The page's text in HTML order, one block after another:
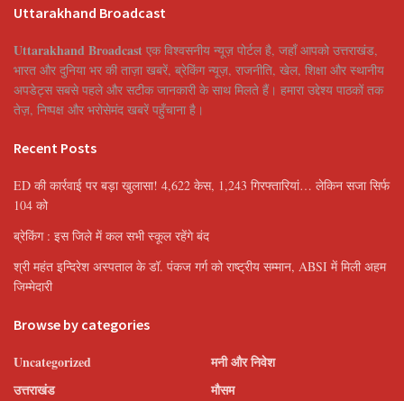
Uttarakhand Broadcast
Uttarakhand Broadcast एक विश्वसनीय न्यूज़ पोर्टल है, जहाँ आपको उत्तराखंड,
भारत और दुनिया भर की ताज़ा खबरें, ब्रेकिंग न्यूज़, राजनीति, खेल, शिक्षा और स्थानीय
अपडेट्स सबसे पहले और सटीक जानकारी के साथ मिलते हैं। हमारा उद्देश्य पाठकों तक
तेज़, निष्पक्ष और भरोसेमंद खबरें पहुँचाना है।
Recent Posts
ED की कार्रवाई पर बड़ा खुलासा! 4,622 केस, 1,243 गिरफ्तारियां… लेकिन सजा सिर्फ
104 को
ब्रेकिंग : इस जिले में कल सभी स्कूल रहेंगे बंद
श्री महंत इन्दिरेश अस्पताल के डॉ. पंकज गर्ग को राष्ट्रीय सम्मान, ABSI में मिली अहम
जिम्मेदारी
Browse by categories
Uncategorized
उत्तराखंड
मनी और निवेश
मौसम